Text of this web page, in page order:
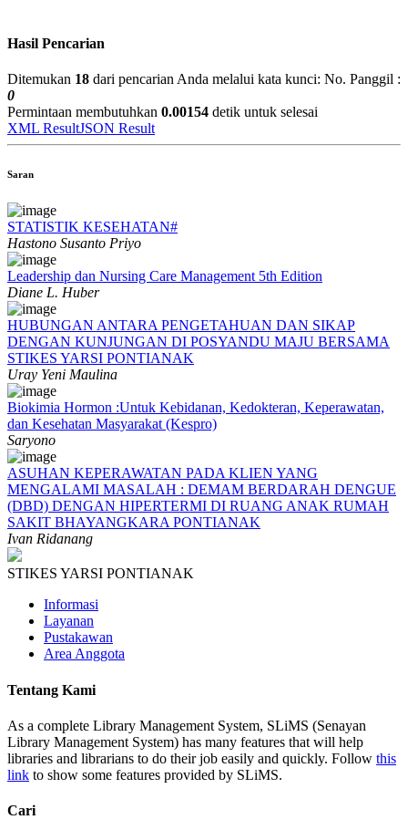
Hasil Pencarian
Ditemukan 18 dari pencarian Anda melalui kata kunci: No. Panggil :
0
Permintaan membutuhkan 0.00154 detik untuk selesai
XML ResultJSON Result
Saran
STATISTIK KESEHATAN#
Hastono Susanto Priyo
Leadership dan Nursing Care Management 5th Edition
Diane L. Huber
HUBUNGAN ANTARA PENGETAHUAN DAN SIKAP
DENGAN KUNJUNGAN DI POSYANDU MAJU BERSAMA
STIKES YARSI PONTIANAK
Uray Yeni Maulina
Biokimia Hormon :Untuk Kebidanan, Kedokteran, Keperawatan,
dan Kesehatan Masyarakat (Kespro)
Saryono
ASUHAN KEPERAWATAN PADA KLIEN YANG
MENGALAMI MASALAH : DEMAM BERDARAH DENGUE
(DBD) DENGAN HIPERTERMI DI RUANG ANAK RUMAH
SAKIT BHAYANGKARA PONTIANAK
Ivan Ridanang
STIKES YARSI PONTIANAK
Informasi
Layanan
Pustakawan
Area Anggota
Tentang Kami
As a complete Library Management System, SLiMS (Senayan
Library Management System) has many features that will help
libraries and librarians to do their job easily and quickly. Follow this
link to show some features provided by SLiMS.
Cari